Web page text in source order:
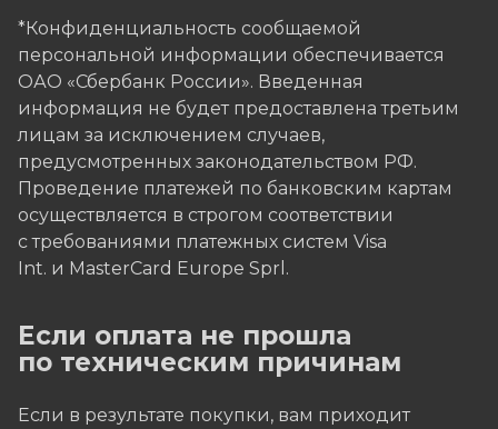
*Конфиденциальность сообщаемой
персональной информации обеспечивается
ОАО «Сбербанк России». Введенная
информация не будет предоставлена третьим
лицам за исключением случаев,
предусмотренных законодательством РФ.
Проведение платежей по банковским картам
осуществляется в строгом соответствии
с требованиями платежных систем Visa
Int. и MasterCard Europe Sprl.
Если оплата не прошла
по техническим причинам
Если в результате покупки, вам приходит